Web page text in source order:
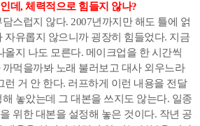
데, 체력적으로 힘들지 않나?
스럽지 않다. 2007년까지만 해도 틀에 얽
자유롭지 않으니까 굉장히 힘들었다. 지금
올지 나도 모른다. 메이크업을 한 시간씩
먹을까봐 노래 불러보고 대사 외우느라
런 거 안 한다. 러프하게 이런 내용을 전달
놓았는데 그 대본을 쓰지도 않는다. 일종
위한 대본을 설정해 놓은 것이다. 작년 공